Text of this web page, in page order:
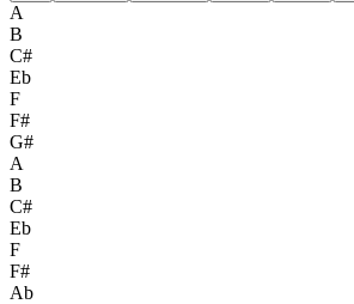
A
B
C#
Eb
F
F#
G#
A
B
C#
Eb
F
F#
Ab